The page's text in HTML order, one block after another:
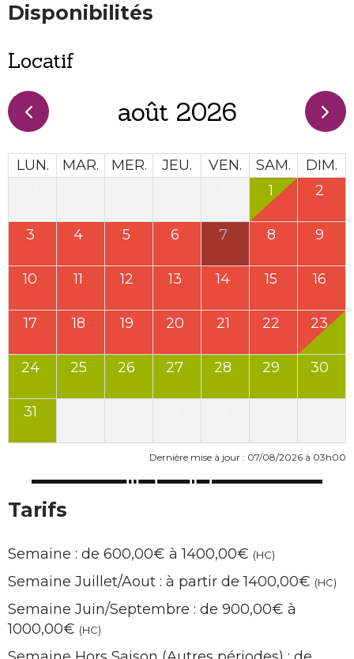
Disponibilités
Locatif
août 2026
LUN. MAR. MER. JEU. VEN. SAM.
DIM.
1 2
3 4 5 6 7 8 9
10 11 12 13 14 15 16
17 18 19 20 21 22 23
24 25 26 27 28 29 30
31
Dernière mise à jour : 07/08/2026 à 03h00
Tarifs
Semaine : de 600,00€ à 1400,00€ (HC)
Semaine Juillet/Aout : à partir de 1400,00€ (HC)
Semaine Juin/Septembre : de 900,00€ à
1000,00€ (HC)